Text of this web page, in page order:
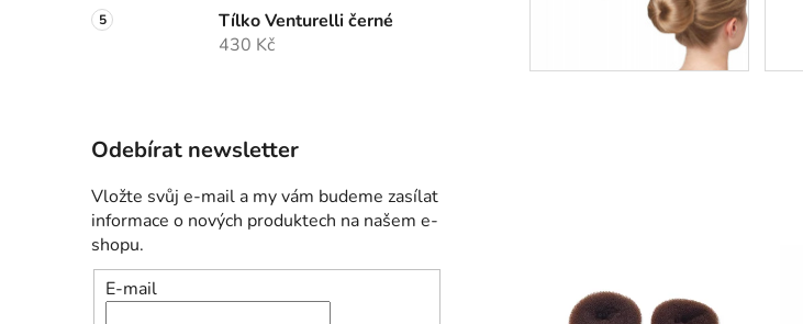
Tílko Venturelli černé
430 Kč
Odebírat newsletter
Vložte svůj e-mail a my vám budeme zasílat
informace o nových produktech na našem e-
shopu.
E-mail